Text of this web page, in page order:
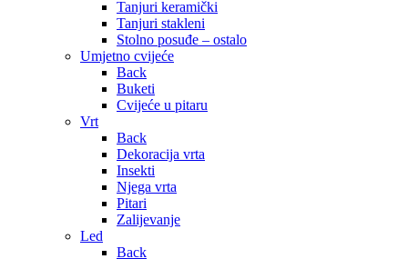
Tanjuri keramički
Tanjuri stakleni
Stolno posuđe – ostalo
Umjetno cvijeće
Back
Buketi
Cvijeće u pitaru
Vrt
Back
Dekoracija vrta
Insekti
Njega vrta
Pitari
Zalijevanje
Led
Back